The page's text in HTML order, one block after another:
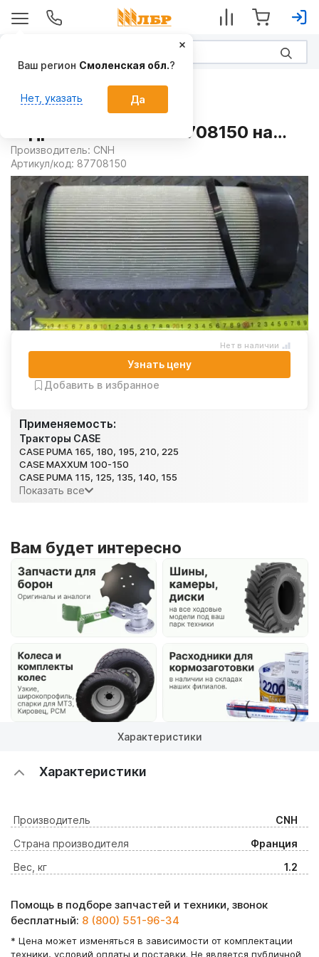
Картридж фильтра
гидравлического 87708150 на
Тракторы CASE
Производитель: CNH
Артикул/код: 87708150
Применяемость:
Тракторы CASE
CASE PUMA 165, 180, 195, 210, 225
CASE MAXXUM 100-150
CASE PUMA 115, 125, 135, 140, 155
Показать все
Нет в наличии
Узнать цену
Добавить в избранное
Вам будет интересно
Характеристики
Характеристики
Производитель
CNH
Страна производителя
Франция
Вес, кг
1.2
Помощь в подборе запчастей и техники, звонок
бесплатный: 8 (800) 551-96-34
* Цена может изменяться в зависимости от комплектации
техники, условий оплаты и поставки. Не является публичной
Ваш регион Смоленская обл.?
Нет, указать Да